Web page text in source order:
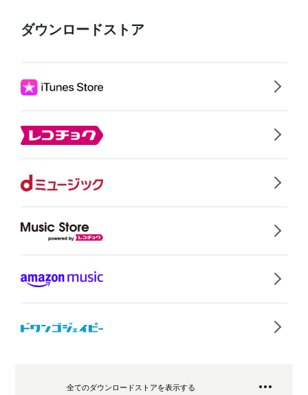
ダウンロードストア
全てのダウンロードストアを表示する